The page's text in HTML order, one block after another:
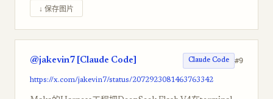
↓ 保存图片
@jakevin7 [Claude Code] Claude Code #9
https://x.com/jakevin7/status/2072923081463763342